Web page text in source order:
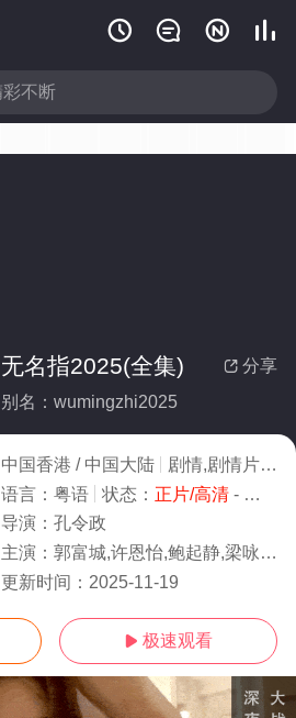
   
 分享
无名指2025(全集)
别名：wumingzhi2025
中国香港 / 中国大陆 剧情,剧情片
语言： 粤语 状态： 正片/高清- 免费在线观看
导演： 孔令政
主演： 郭富城,许恩怡,鲍起静,梁咏琪,谭耀文
更新时间： 2025-11-19
 极速观看